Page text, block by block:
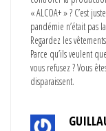
« ALCOA+ » ? C’est
pandémie n’était pas
Regardez les
Parce qu’ils veulent
vous refusez ? Vous
disparaissent.